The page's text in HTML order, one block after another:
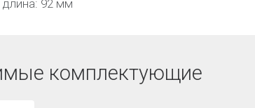
длина: 92 мм
комплектующие